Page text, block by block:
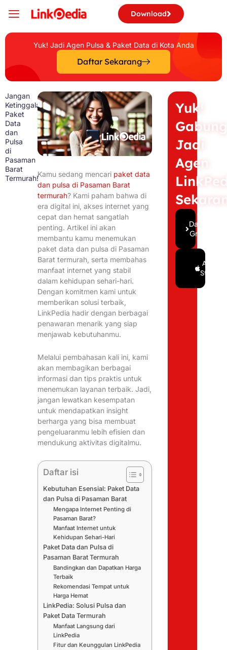
Download
Yuk! Jadi Agen Pulsa & Paket Data di Kota Anda
Daftar Sekarang
Jangan
Ketinggalan!
Paket
Data
dan
Pulsa
di
Pasaman
Barat
Termurah!Kamu sedang mencari paket data
dan pulsa di Pasaman Barat
termurah? Kami paham bahwa di
era digital ini, akses internet yang
cepat dan hemat sangatlah
penting. Artikel ini akan
membantu kamu menemukan
paket data dan pulsa di Pasaman
Barat termurah, serta membahas
manfaat internet yang stabil
dalam kehidupan sehari-hari.
Dengan komitmen kami untuk
memberikan solusi terbaik,
LinkPedia hadir dengan berbagai
penawaran menarik yang siap
menjawab kebutuhanmu.
Melalui pembahasan kali ini, kami
akan membagikan berbagai
informasi dan tips praktis untuk
menemukan layanan terbaik. Jadi,
jangan lewatkan kesempatan
untuk mendapatkan insight
berharga yang bisa membuat
pengeluaranmu lebih efisien dan
mendukung aktivitas digitalmu.
Daftar isi
Kebutuhan Esensial: Paket Data
dan Pulsa di Pasaman Barat
Mengapa Internet Penting di
Pasaman Barat?
Manfaat Internet untuk
Kehidupan Sehari-Hari
Paket Data dan Pulsa di
Pasaman Barat Termurah
Bandingkan dan Dapatkan Harga
Terbaik
Rekomendasi Tempat untuk
Harga Hemat
LinkPedia: Solusi Pulsa dan
Paket Data Termurah
Manfaat Langsung dari
LinkPedia
Fitur dan Keunggulan LinkPedia
Yuk!
Gabung
Jadi
Agen
Daftar
Gratis
Google
Play
App
Store